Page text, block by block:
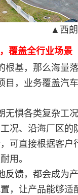
▲西朗
覆盖全行业场景
根基，那么海量
目，业务覆盖汽
无惧各类复杂工
况、沿海厂区
可直接根据客
用。
反馈，都会成为
，让产品能够